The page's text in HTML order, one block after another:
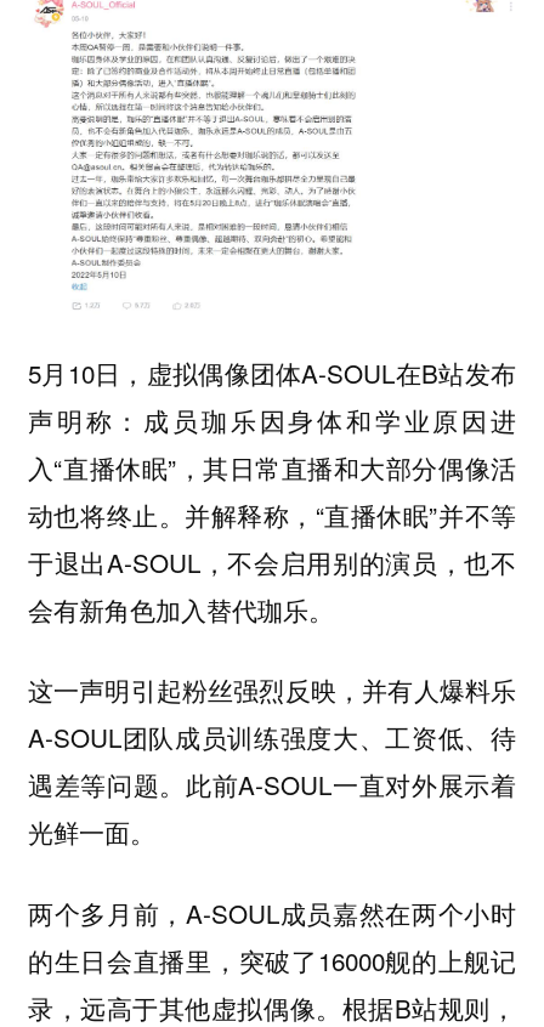
5月10日，虚拟偶像团体A-SOUL在B站发布
声明称：成员珈乐因身体和学业原因进
入“直播休眠”，其日常直播和大部分偶像活
动也将终止。并解释称，“直播休眠”并不等
于退出A-SOUL，不会启用别的演员，也不
会有新角色加入替代珈乐。
这一声明引起粉丝强烈反映，并有人爆料乐
A-SOUL团队成员训练强度大、工资低、待
遇差等问题。此前A-SOUL一直对外展示着
光鲜一面。
两个多月前，A-SOUL成员嘉然在两个小时
的生日会直播里，突破了16000舰的上舰记
录，远高于其他虚拟偶像。根据B站规则，